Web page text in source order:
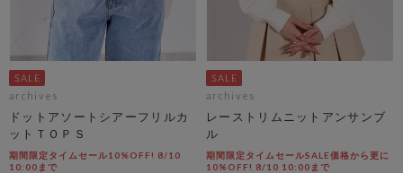
archives
ドットアソートシアーフリルカ
ットＴＯＰＳ
期間限定タイムセール10%OFF! 8/10
10:00まで
archives
レーストリムニットアンサンブ
ル
期間限定タイムセールSALE価格から更に
10%OFF! 8/10 10:00まで